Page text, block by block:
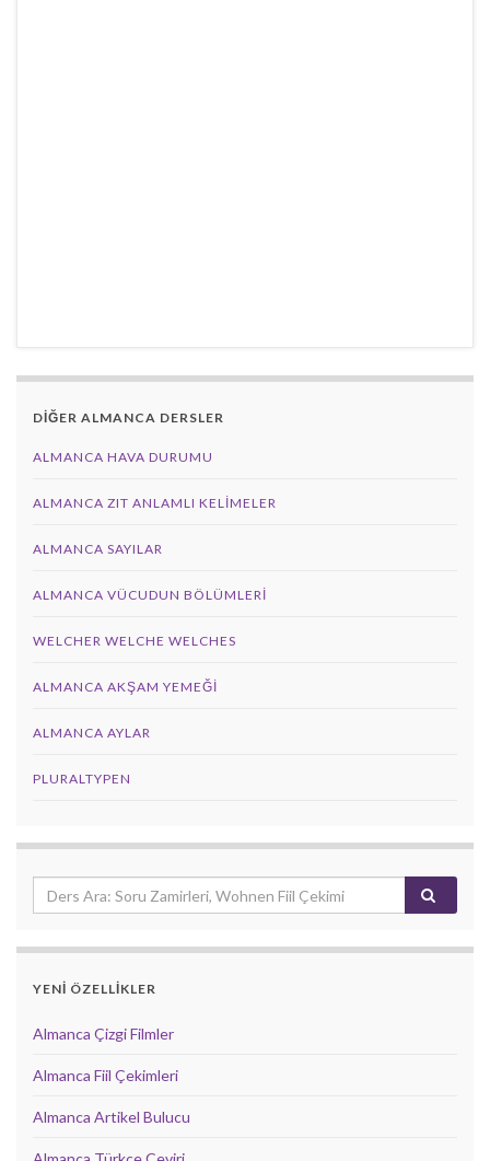
DİĞER ALMANCA DERSLER
ALMANCA HAVA DURUMU
ALMANCA ZIT ANLAMLI KELIMELER
ALMANCA SAYILAR
ALMANCA VÜCUDUN BÖLÜMLERI
WELCHER WELCHE WELCHES
ALMANCA AKŞAM YEMEĞI
ALMANCA AYLAR
PLURALTYPEN
YENİ ÖZELLİKLER
Almanca Çizgi Filmler
Almanca Fiil Çekimleri
Almanca Artikel Bulucu